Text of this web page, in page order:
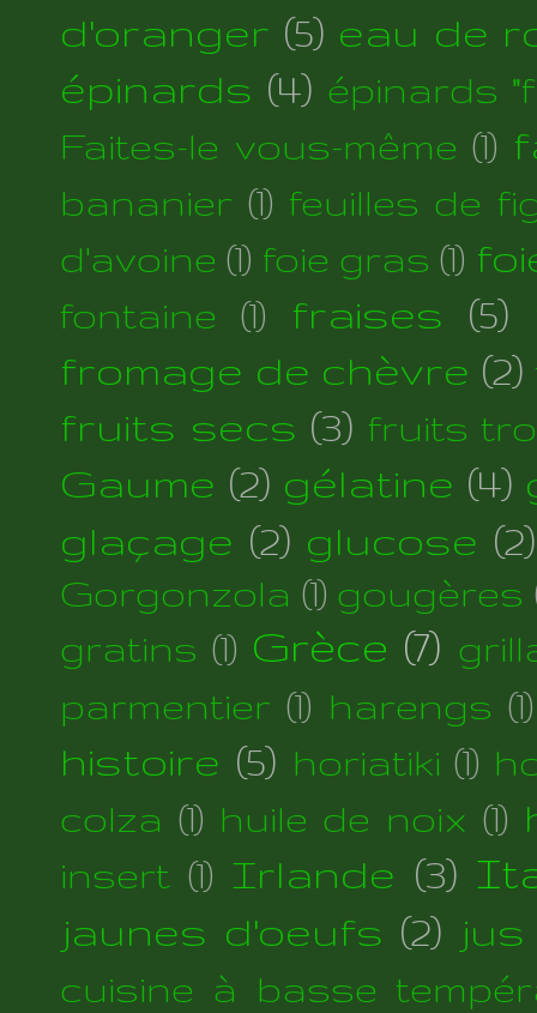
d'oranger (5) eau de
épinards (4) épinards
Faites-le vous-même (1)
bananier (1) feuilles de
d'avoine (1) foie gras (1)
fontaine (1) fraises (5)
fromage de chèvre (2)
fruits secs (3) fruits
Gaume (2) gélatine (4)
glaçage (2) glucose (2)
Gorgonzola (1) gougères
gratins (1) Grèce (7)
parmentier (1) harengs (1)
histoire (5) horiatiki (1)
colza (1) huile de noix (1)
insert (1) Irlande (3)
jaunes d'oeufs (2)
cuisine à basse